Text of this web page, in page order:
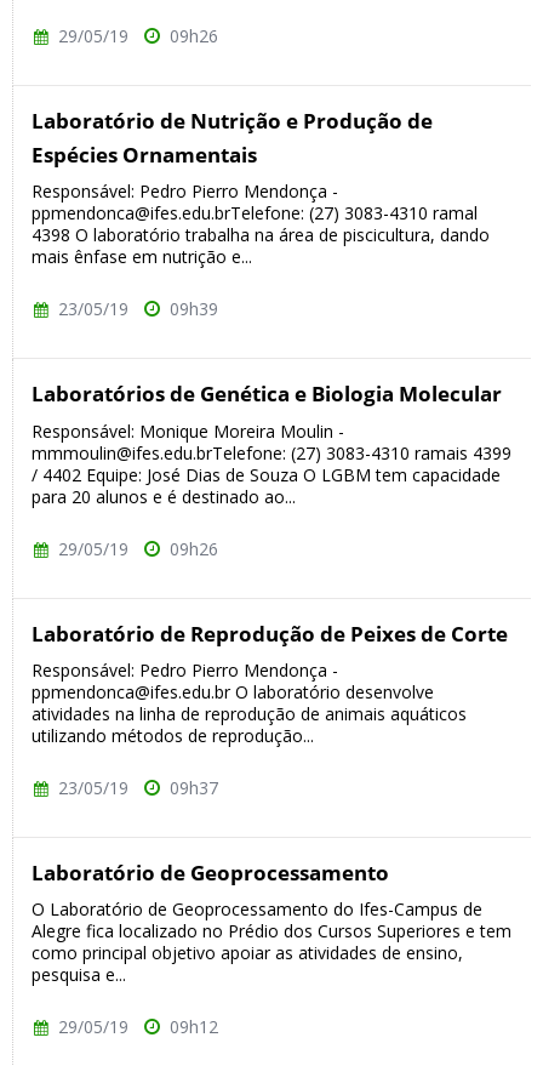
29/05/19 09h26
Laboratório de Nutrição e Produção de
Espécies Ornamentais
Responsável: Pedro Pierro Mendonça -
ppmendonca@ifes.edu.brTelefone: (27) 3083-4310 ramal
4398 O laboratório trabalha na área de piscicultura, dando
mais ênfase em nutrição e...
23/05/19 09h39
Laboratórios de Genética e Biologia Molecular
Responsável: Monique Moreira Moulin -
mmmoulin@ifes.edu.brTelefone: (27) 3083-4310 ramais 4399
/ 4402 Equipe: José Dias de Souza O LGBM tem capacidade
para 20 alunos e é destinado ao...
29/05/19 09h26
Laboratório de Reprodução de Peixes de Corte
Responsável: Pedro Pierro Mendonça -
ppmendonca@ifes.edu.br O laboratório desenvolve
atividades na linha de reprodução de animais aquáticos
utilizando métodos de reprodução...
23/05/19 09h37
Laboratório de Geoprocessamento
O Laboratório de Geoprocessamento do Ifes-Campus de
Alegre fica localizado no Prédio dos Cursos Superiores e tem
como principal objetivo apoiar as atividades de ensino,
pesquisa e...
29/05/19 09h12